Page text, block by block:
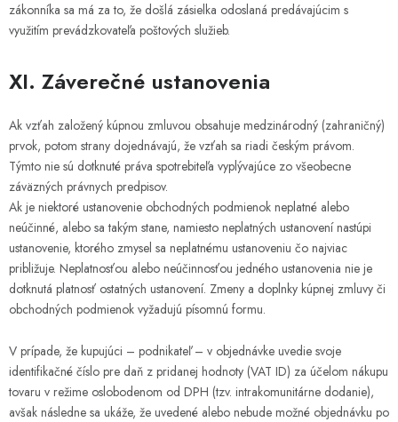
zákonníka sa má za to, že došlá zásielka odoslaná predávajúcim s
využitím prevádzkovateľa poštových služieb.
XI. Záverečné ustanovenia
Ak vzťah založený kúpnou zmluvou obsahuje medzinárodný (zahraničný)
prvok, potom strany dojednávajú, že vzťah sa riadi českým právom.
Týmto nie sú dotknuté práva spotrebiteľa vyplývajúce zo všeobecne
záväzných právnych predpisov.
Ak je niektoré ustanovenie obchodných podmienok neplatné alebo
neúčinné, alebo sa takým stane, namiesto neplatných ustanovení nastúpi
ustanovenie, ktorého zmysel sa neplatnému ustanoveniu čo najviac
približuje. Neplatnosťou alebo neúčinnosťou jedného ustanovenia nie je
dotknutá platnosť ostatných ustanovení. Zmeny a doplnky kúpnej zmluvy či
obchodných podmienok vyžadujú písomnú formu.
V prípade, že kupujúci – podnikateľ – v objednávke uvedie svoje
identifikačné číslo pre daň z pridanej hodnoty (VAT ID) za účelom nákupu
tovaru v režime oslobodenom od DPH (tzv. intrakomunitárne dodanie),
avšak následne sa ukáže, že uvedené alebo nebude možné objednávku po